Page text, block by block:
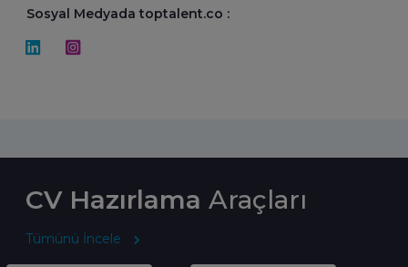
Sosyal Medyada toptalent.co :
CV Hazırlama Araçları
Tümünü İncele